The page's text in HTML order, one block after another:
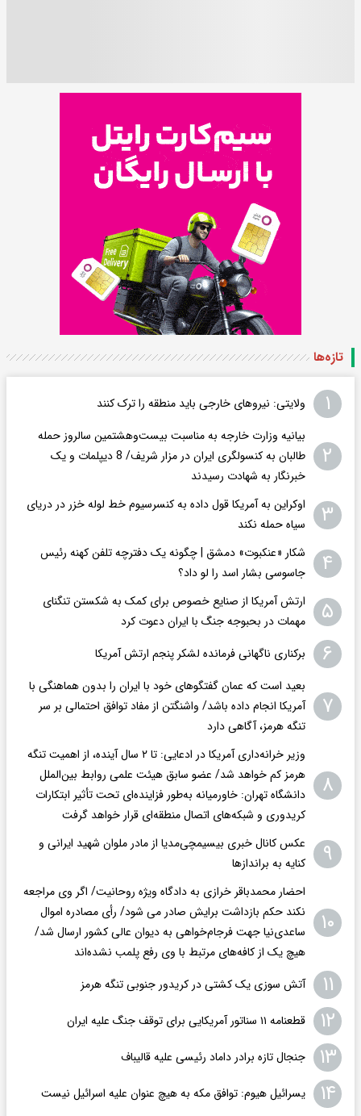
تازه‌ها
۱ ولایتی: نیروهای خارجی باید منطقه را ترک کنند
۲
بیانیه وزارت خارجه به مناسبت بیست‌وهشتمین سالروز حمله
طالبان به کنسولگری ایران در مزار شریف/ 8 دیپلمات و یک
خبرنگار به شهادت رسیدند
۳
اوکراین به آمریکا قول داده به کنسرسیوم خط لوله خزر در دریای
سیاه حمله نکند
۴
شکار «عنکبوت» دمشق | چگونه یک دفترچه تلفن کهنه رئیس
جاسوسی بشار اسد را لو داد؟
۵
ارتش آمریکا از صنایع خصوص برای کمک به شکستن تنگنای
مهمات در بحبوجه جنگ با ایران دعوت کرد
۶ برکناری ناگهانی فرمانده لشکر پنجم ارتش آمریکا
۷
بعید است که عمان گفتگوهای خود با ایران را بدون هماهنگی با
آمریکا انجام داده باشد/ واشنگتن‌ از مفاد توافق احتمالی بر سر
تنگه هرمز، آگاهی دارد
۸
وزیر خرانه‌داری آمریکا در ادعایی: تا ۲ سال آینده، از اهمیت تنگه
هرمز کم خواهد شد/ عضو سابق هیئت علمی روابط بین‌الملل
دانشگاه تهران: خاورمیانه به‌طور فزاینده‌ای تحت تأثیر ابتکارات
کریدوری و شبکه‌های اتصال منطقه‌ای قرار خواهد گرفت
۹
عکس کانال خبری بیسیمچی‌مدیا از مادر ملوان شهید ایرانی و
کنایه به براندازها
۱۰
احضار محمدباقر خرازی به دادگاه ویژه روحانیت/ اگر وی مراجعه
نکند حکم بازداشت برایش صادر می شود/ رأی مصادره اموال
ساعدی‌نیا جهت فرجام‌خواهی به دیوان عالی کشور ارسال شد/
هیچ یک از کافه‌های مرتبط با وی رفع پلمب نشده‌اند
۱۱ آتش سوزی یک کشتی در کریدور جنوبی تنگه هرمز
۱۲ قطعنامه ۱۱ سناتور آمریکایی برای توقف جنگ علیه ایران
۱۳ جنجال تازه برادر داماد رئیسی علیه قالیباف
۱۴ یسرائیل هیوم: توافق مکه به هیچ عنوان علیه اسرائیل نیست